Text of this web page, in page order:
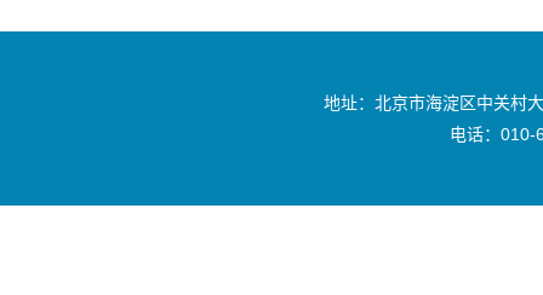
地址：北京市海淀区中关村
电话：